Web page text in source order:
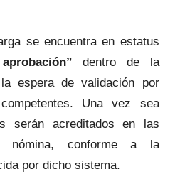
se encuentra en estatus
dentro de la
espera de validación por
Una vez sea
serán acreditados en las
nómina, conforme a la
por dicho sistema.